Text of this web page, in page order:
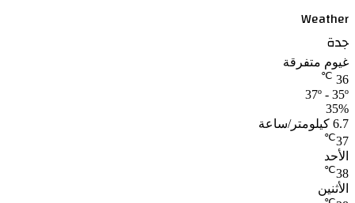
Weather
جدة
غيوم متفرقة
36
℃
37º - 35º
35%
6.7 كيلومتر/ساعة
37
℃
الأحد
38
℃
الأثنين